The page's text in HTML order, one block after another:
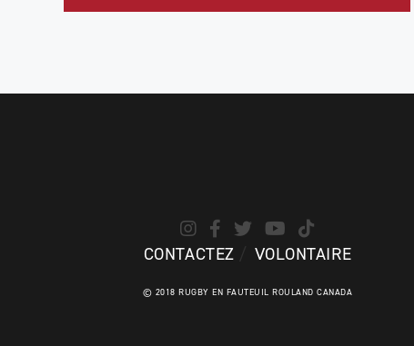
CONTACTEZ VOLONTAIRE
© 2018 RUGBY EN FAUTEUIL ROULAND CANADA